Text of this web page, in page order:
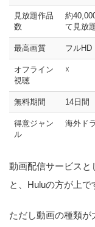
見放題作品
数
約
て見放題
最高画質 フルHD
オフライン
視聴
☓
無料期間 14日間
得意ジャン
ル
海外ド
動画配信サービスと
と、Huluの方が上で
ただし動画の種類